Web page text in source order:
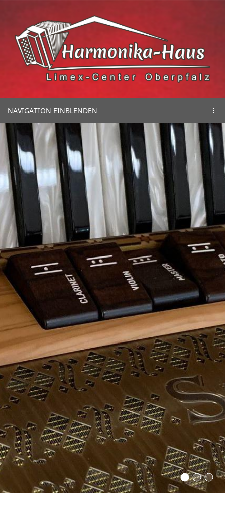
NAVIGATION EINBLENDEN